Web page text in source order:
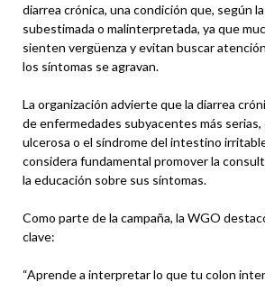
diarrea crónica, una condición que, según
subestimada o malinterpretada, ya que
sienten vergüenza y evitan buscar
los síntomas se agravan.
La organización advierte que la diarrea
de enfermedades subyacentes más serias,
ulcerosa o el síndrome del intestino
considera fundamental promover la
la educación sobre sus síntomas.
Como parte de la campaña, la WGO
clave:
“Aprende a interpretar lo que tu colon